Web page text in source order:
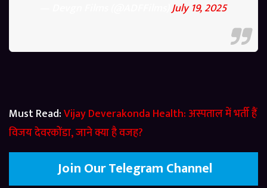
— Devgn Films (@ADFFilms)July 19, 2025
Must Read:Vijay Deverakonda Health: अस्पताल में भर्ती हैं
विजय देवरकोंडा, जाने क्या है वजह?
Join Our Telegram Channel